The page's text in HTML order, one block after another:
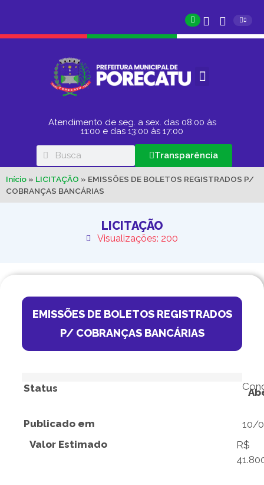
Atendimento de seg. a sex. das 08:00 às
11:00 e das 13:00 às 17:00
Transparência
Início » LICITAÇÃO » EMISSÕES DE BOLETOS REGISTRADOS P/
COBRANÇAS BANCÁRIAS
LICITAÇÃO
Visualizações: 200
EMISSÕES DE BOLETOS REGISTRADOS
P/ COBRANÇAS BANCÁRIAS
Status
Publicado em
10/
Valor Estimado
R$